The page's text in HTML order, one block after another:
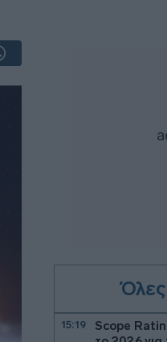
Όλες
15:19
Scope